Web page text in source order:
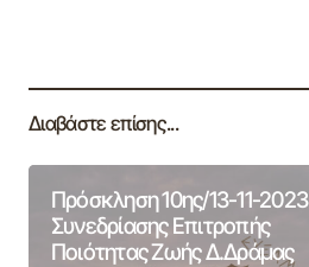
Διαβάστε επίσης...
Πρόσκληση 10ης/13-11-2023
Συνεδρίασης Επιτροπής
Ποιότητας Ζωής Δ.Δράμας